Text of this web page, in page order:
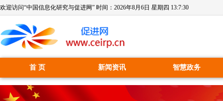
欢迎访问“中国信息化研究与促进网” 时间： 2026年8月6日 星期四 13:7:31
首 页 新闻资讯 智慧政务